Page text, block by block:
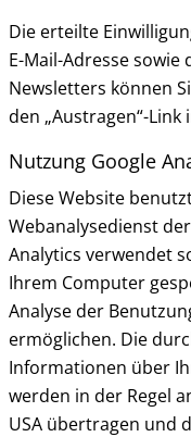
Die erteilte
E-Mail-Adresse
Newsletters können
den „Austragen“-Link
Nutzung Google
Diese Website
Webanalysedienst
Analytics verwendet
Ihrem Computer
Analyse der
ermöglichen. Die
Informationen über
werden in der Regel
USA übertragen und